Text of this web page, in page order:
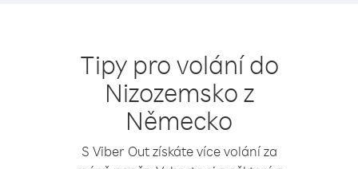
Tipy pro volání do
Nizozemsko z
Německo
S Viber Out získáte více volání za